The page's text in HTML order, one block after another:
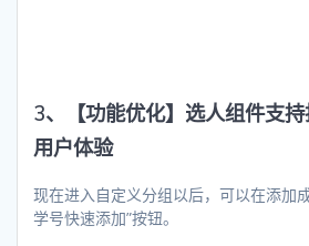
3、【功能优化】选人组件支
用户体验
现在进入自定义分组以后，可以在添加
学号快速添加”按钮。